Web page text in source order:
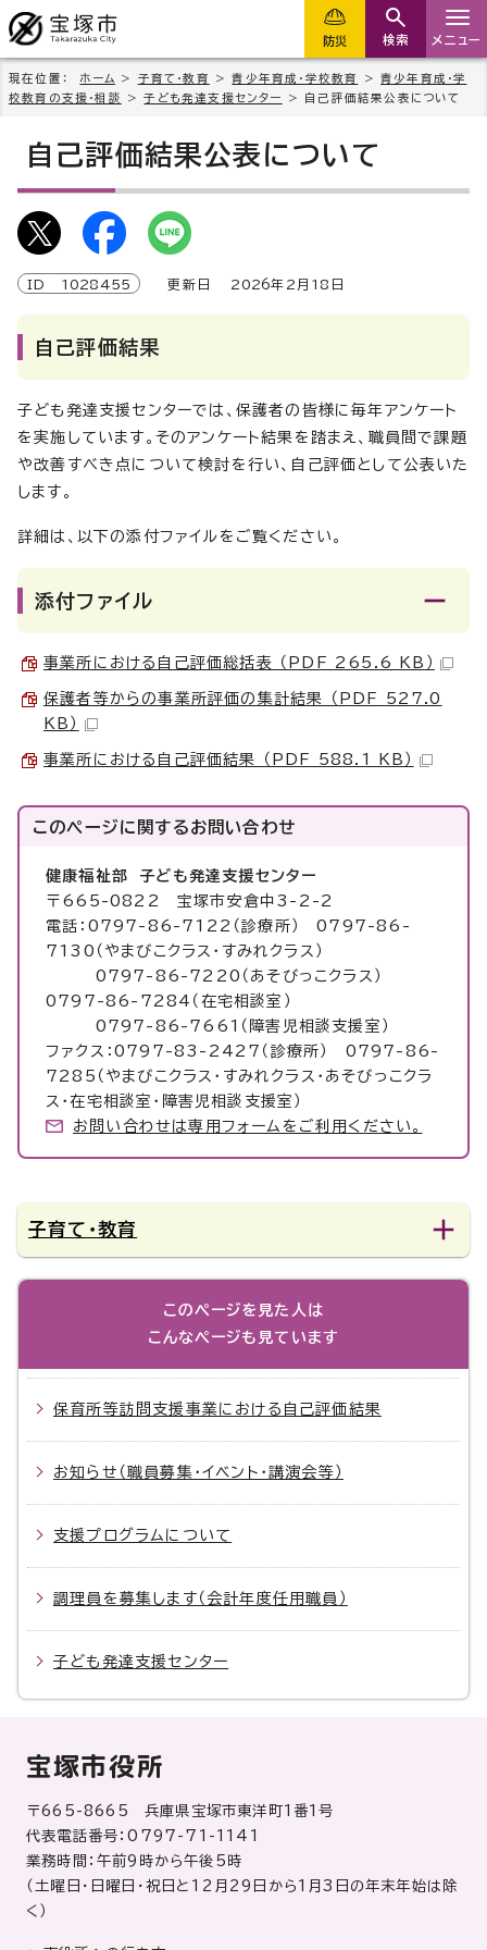
防災 検索 メニュー
現在位置： ホーム > 子育て・教育 >青少年育成・学校教育 >青少年育成・学
校教育の支援・相談
>子ども発達支援センター > 自己評価結果公表について
自己評価結果公表について
ID 1028455 更新日 2026年2月 18 日
自己評価結果
子ども発達支援センターでは、保護者の皆様に毎年アンケート
を実施しています。そのアンケート結果を踏まえ、職員間で課題
や改善すべき点について検討を行い、自己評価として公表いた
します。
詳細は、以下の添付ファイルをご覧ください。
添付ファイル
事業所における自己評価総括表 （PDF 265.6 KB）
保護者等からの事業所評価の集計結果 （PDF 527.0
KB）
事業所における自己評価結果 （PDF 588.1 KB）
このページに関するお問い合わせ
健康福祉部 子ども発達支援センター
〒665-0822 宝塚市安倉中3-2-2
電話：0797-86-7122（診療所） 0797-86-
7130（やまびこクラス・すみれクラス）
0797-86-7220（あそびっこクラス）
0797-86-7284（在宅相談室）
0797-86-7661（障害児相談支援室）
ファクス：0797-83-2427（診療所） 0797-86-
7285（やまびこクラス・すみれクラス・あそびっこクラ
ス・在宅相談室・障害児相談支援室）
お問い合わせは専用フォームをご利用ください。
子育て・教育
このページを見た人は
こんなページも見ています
保育所等訪問支援事業における自己評価結果
お知らせ（職員募集・イベント・講演会等）
支援プログラムについて
調理員を募集します（会計年度任用職員）
子ども発達支援センター
宝塚市役所
〒665-8665 兵庫県宝塚市東洋町1番1号
代表電話番号：0797-71-1141
業務時間：午前9時から午後5時
（土曜日・日曜日・祝日と12月29日から1月3日の年末年始は除
く）